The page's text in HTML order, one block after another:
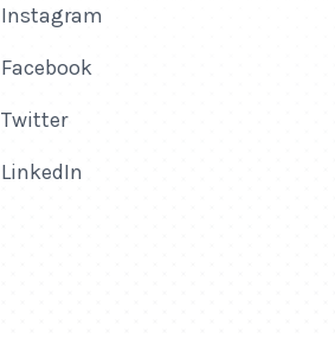
Instagram
Facebook
Twitter
LinkedIn